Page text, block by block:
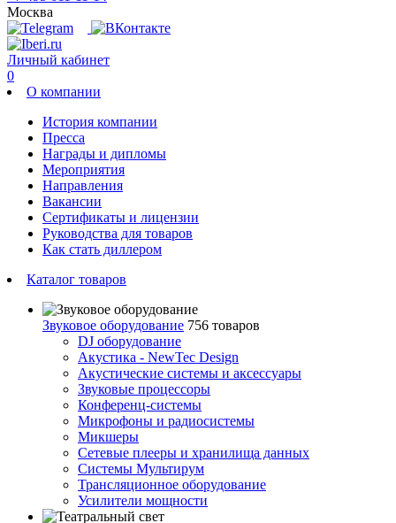
Москва
Личный кабинет
0
О компании
История компании
Пресса
Награды и дипломы
Мероприятия
Направления
Вакансии
Сертификаты и лицензии
Руководства для товаров
Как стать диллером
Каталог товаров
Звуковое оборудование 756 товаров
DJ оборудование
Акустика - NewTec Design
Акустические системы и аксессуары
Звуковые процессоры
Конференц-системы
Микрофоны и радиосистемы
Микшеры
Сетевые плееры и хранилища данных
Системы Мультирум
Трансляционное оборудование
Усилители мощности